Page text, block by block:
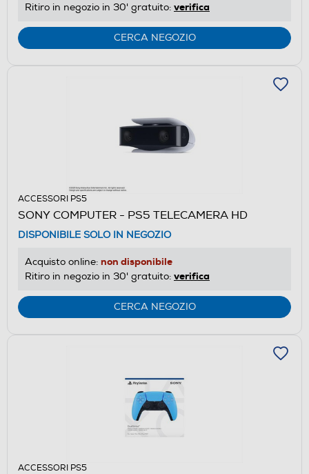
Ritiro in negozio in 30' gratuito: verifica
CERCA NEGOZIO
ACCESSORI PS5
SONY COMPUTER - PS5 TELECAMERA HD
DISPONIBILE SOLO IN NEGOZIO
Acquisto online: non disponibile
Ritiro in negozio in 30' gratuito: verifica
CERCA NEGOZIO
ACCESSORI PS5